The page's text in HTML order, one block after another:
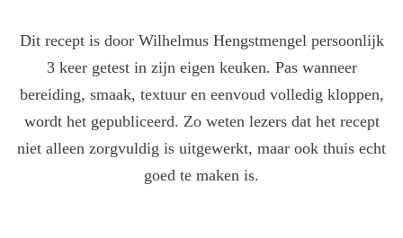
Dit recept is door Wilhelmus Hengstmengel persoonlijk
3 keer getest in zijn eigen keuken. Pas wanneer
bereiding, smaak, textuur en eenvoud volledig kloppen,
wordt het gepubliceerd. Zo weten lezers dat het recept
niet alleen zorgvuldig is uitgewerkt, maar ook thuis echt
goed te maken is.